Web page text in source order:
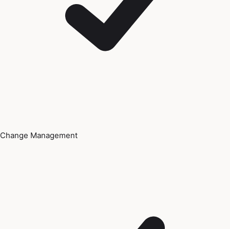
Change Management